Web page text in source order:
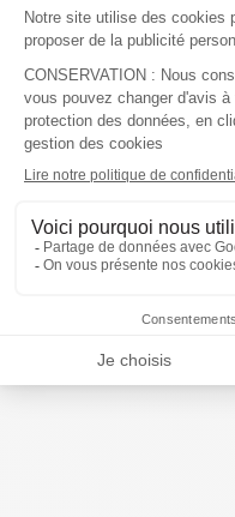
Visite nuestro sitio web